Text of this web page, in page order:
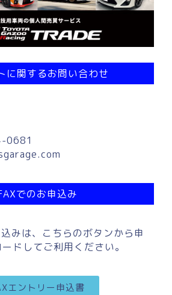
に関するお問い合わせ
0681
でのお申込み
みは、こちらのボタンから申
ドしてご利用ください。
エントリー申込書